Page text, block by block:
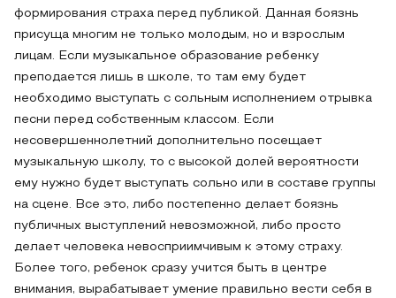
формирования страха перед публикой. Данная боязнь
присуща многим не только молодым, но и взрослым
лицам. Если музыкальное образование ребенку
преподается лишь в школе, то там ему будет
необходимо выступать с сольным исполнением отрывка
песни перед собственным классом. Если
несовершеннолетний дополнительно посещает
музыкальную школу, то с высокой долей вероятности
ему нужно будет выступать сольно или в составе группы
на сцене. Все это, либо постепенно делает боязнь
публичных выступлений невозможной, либо просто
делает человека невосприимчивым к этому страху.
Более того, ребенок сразу учится быть в центре
внимания, вырабатывает умение правильно вести себя в